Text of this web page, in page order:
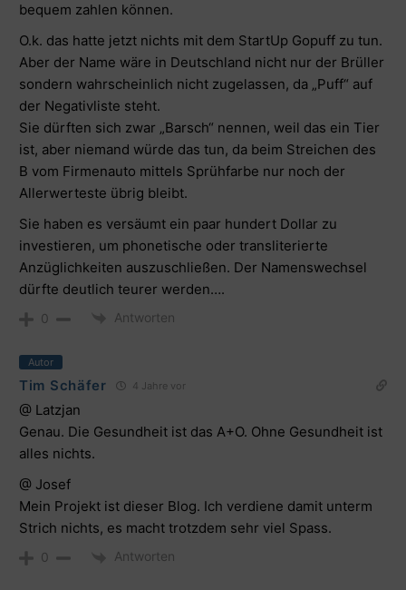
bequem zahlen können.
O.k. das hatte jetzt nichts mit dem StartUp Gopuff zu tun.
Aber der Name wäre in Deutschland nicht nur der Brüller
sondern wahrscheinlich nicht zugelassen, da „Puff“ auf
der Negativliste steht.
Sie dürften sich zwar „Barsch“ nennen, weil das ein Tier
ist, aber niemand würde das tun, da beim Streichen des
B vom Firmenauto mittels Sprühfarbe nur noch der
Allerwerteste übrig bleibt.
Sie haben es versäumt ein paar hundert Dollar zu
investieren, um phonetische oder transliterierte
Anzüglichkeiten auszuschließen. Der Namenswechsel
dürfte deutlich teurer werden….
0 Antworten
Autor
Tim Schäfer 4 Jahre vor
@ Latzjan
Genau. Die Gesundheit ist das A+O. Ohne Gesundheit ist
alles nichts.
@ Josef
Mein Projekt ist dieser Blog. Ich verdiene damit unterm
Strich nichts, es macht trotzdem sehr viel Spass.
0 Antworten